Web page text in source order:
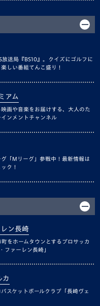
放送局『BS10』。クイズにゴルフに
しい番組てんこ盛り！
アム
画や音楽をお届けする、大人のた
ンメントチャンネル
「Mリーグ」参戦中！最新情報は
ク！
ン長崎
をホームタウンとするプロサッカ
ファーレン長崎」
カ
スケットボールクラブ「長崎ヴェ